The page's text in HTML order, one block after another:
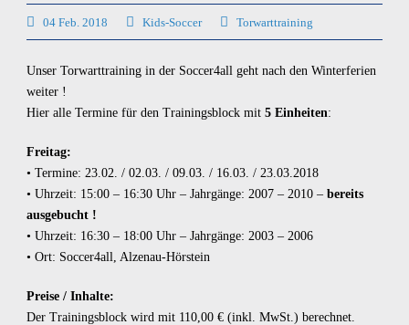
04 Feb. 2018 Kids-Soccer Torwarttraining
Unser Torwarttraining in der Soccer4all geht nach den Winterferien
weiter !
Hier alle Termine für den Trainingsblock mit 5 Einheiten:
Freitag:
• Termine: 23.02. / 02.03. / 09.03. / 16.03. / 23.03.2018
• Uhrzeit: 15:00 – 16:30 Uhr – Jahrgänge: 2007 – 2010 – bereits
ausgebucht !
• Uhrzeit: 16:30 – 18:00 Uhr – Jahrgänge: 2003 – 2006
• Ort: Soccer4all, Alzenau-Hörstein
Preise / Inhalte:
Der Trainingsblock wird mit 110,00 € (inkl. MwSt.) berechnet.